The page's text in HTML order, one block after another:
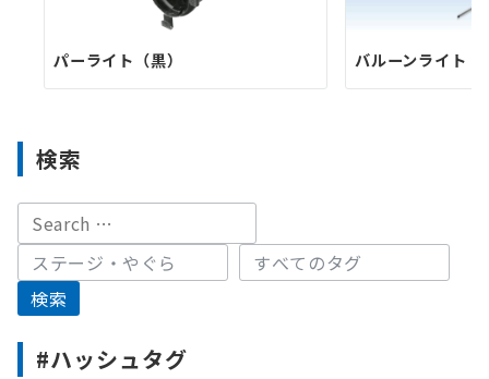
パーライト（黒） バルーンライト
検索
#ハッシュタグ